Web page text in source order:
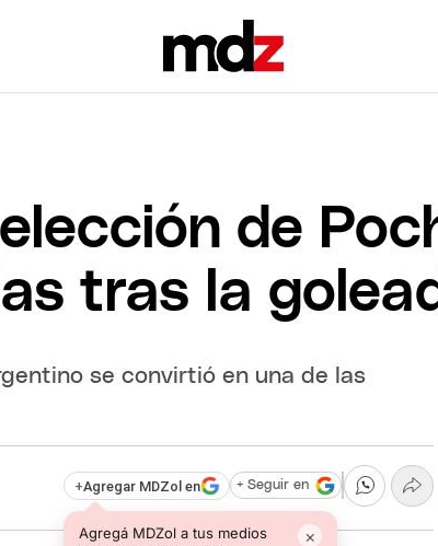
de
tras la
se convirtió en una de las
+Agregar MDZol en
Agregá MDZol a tus medios
×
+ Seguir en